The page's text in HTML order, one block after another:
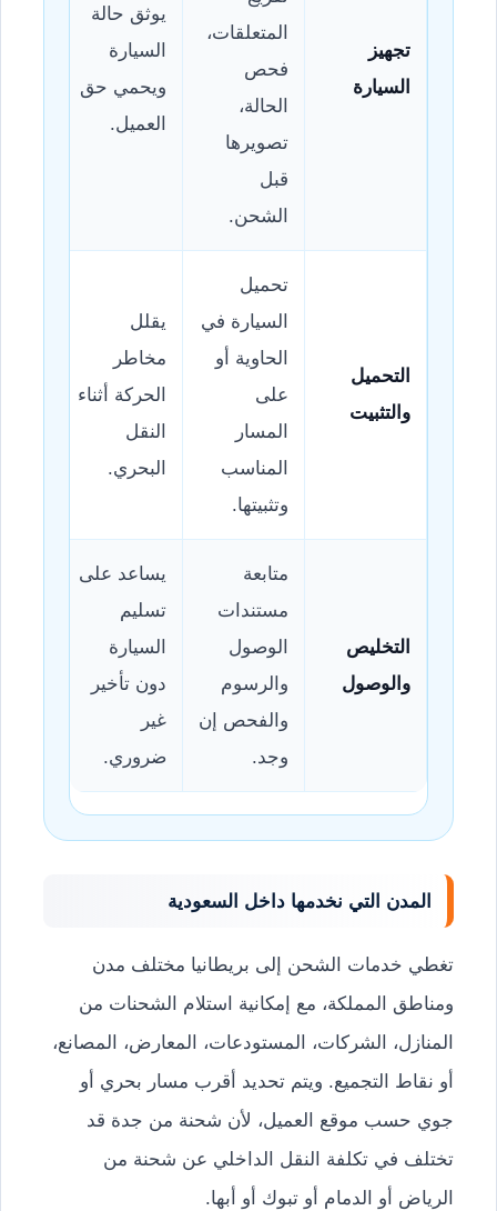
تجهيز
السيارة
المتعلقات،
فحص
الحالة،
تصويرها
قبل
الشحن.
يوثق حالة
السيارة
ويحمي حق
العميل.
التحميل
والتثبيت
تحميل
السيارة في
الحاوية أو
على
المسار
المناسب
وتثبيتها.
يقلل
مخاطر
الحركة أثناء
النقل
البحري.
التخليص
والوصول
متابعة
مستندات
الوصول
والرسوم
والفحص إن
وجد.
يساعد على
تسليم
السيارة
دون تأخير
غير
ضروري.
المدن التي نخدمها داخل السعودية
تغطي خدمات الشحن إلى بريطانيا مختلف مدن
ومناطق المملكة، مع إمكانية استلام الشحنات من
المنازل، الشركات، المستودعات، المعارض، المصانع،
أو نقاط التجميع. ويتم تحديد أقرب مسار بحري أو
جوي حسب موقع العميل، لأن شحنة من جدة قد
تختلف في تكلفة النقل الداخلي عن شحنة من
الرياض أو الدمام أو تبوك أو أبها.